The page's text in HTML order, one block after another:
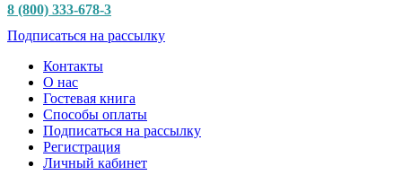
8 (800) 333-678-3
Подписаться на рассылку
Контакты
О нас
Гостевая книга
Способы оплаты
Подписаться на рассылку
Регистрация
Личный кабинет